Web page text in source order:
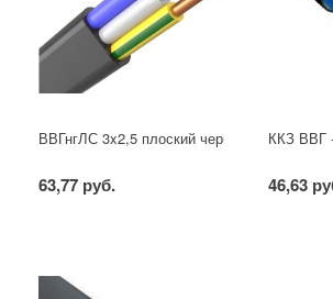
ВВГнгЛС 3x2,5 плоский черный
63,77 руб.
ККЗ ВВГ
46,63